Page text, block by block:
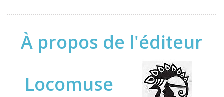
À propos de l'éditeur
Locomuse